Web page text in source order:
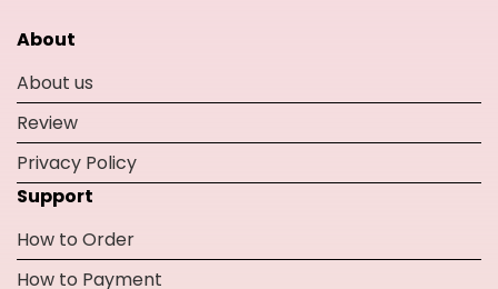
About
About us
Review
Privacy Policy
Support
How to Order
How to Payment